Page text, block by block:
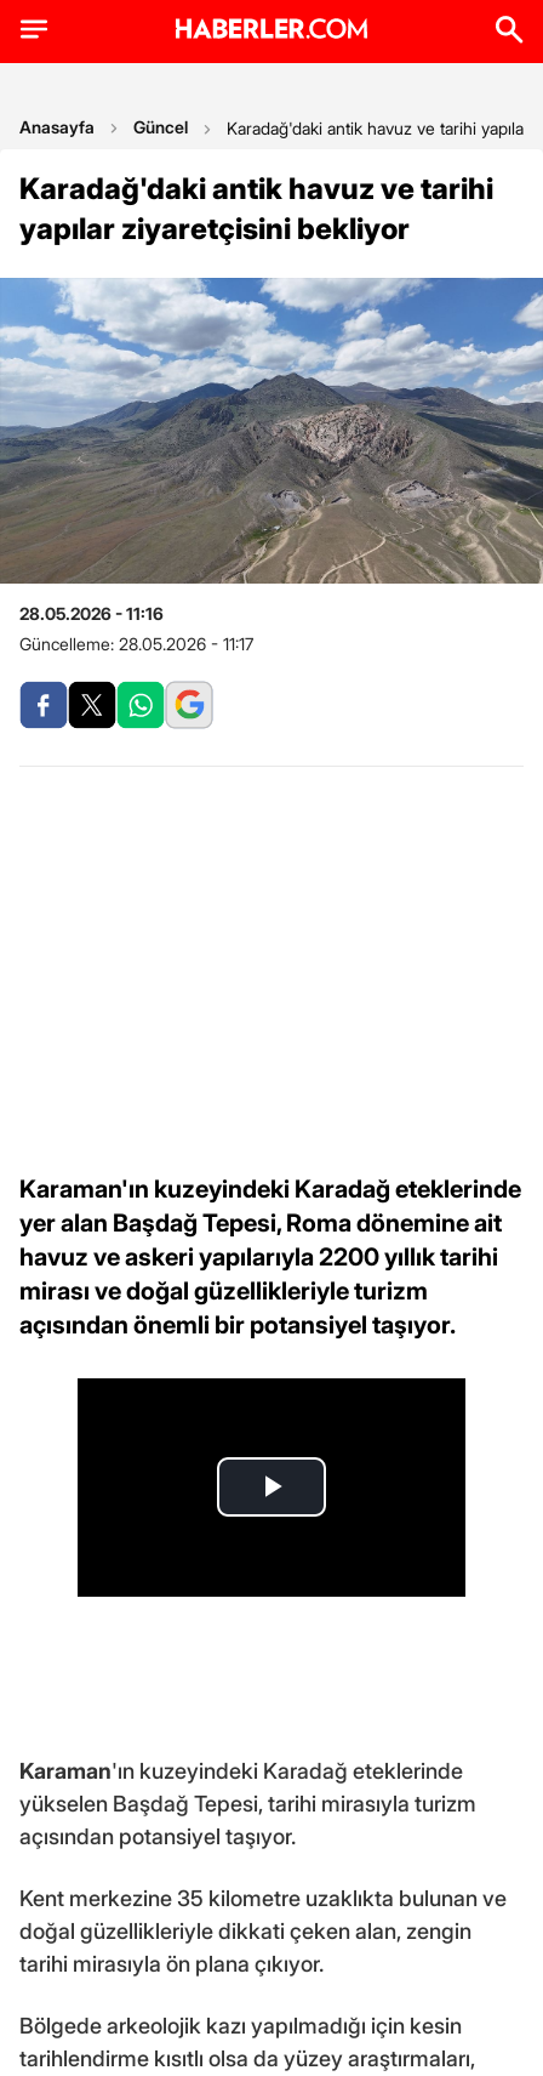
Anasayfa Güncel Karadağ'daki antik havuz ve tarihi yapılar
Karadağ'daki antik havuz ve tarihi
yapılar ziyaretçisini bekliyor
28.05.2026 - 11:16
Güncelleme: 28.05.2026 - 11:17
Karaman'ın kuzeyindeki Karadağ eteklerinde
yer alan Başdağ Tepesi, Roma dönemine ait
havuz ve askeri yapılarıyla 2200 yıllık tarihi
mirası ve doğal güzellikleriyle turizm
açısından önemli bir potansiyel taşıyor.
Karaman'ın kuzeyindeki Karadağ eteklerinde
yükselen Başdağ Tepesi, tarihi mirasıyla turizm
açısından potansiyel taşıyor.
Kent merkezine 35 kilometre uzaklıkta bulunan ve
doğal güzellikleriyle dikkati çeken alan, zengin
tarihi mirasıyla ön plana çıkıyor.
Bölgede arkeolojik kazı yapılmadığı için kesin
tarihlendirme kısıtlı olsa da yüzey araştırmaları,